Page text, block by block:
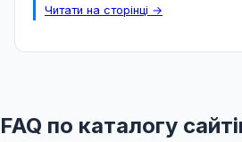
Читати на сторінці →
FAQ по каталогу